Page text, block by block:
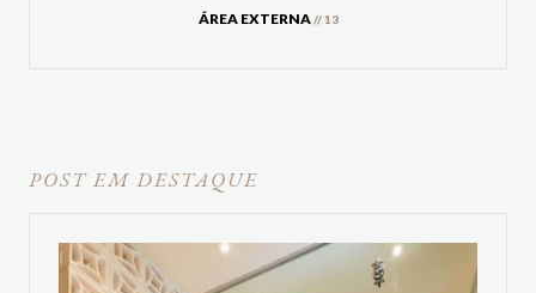
ÁREA EXTERNA// 13
POST EM DESTAQUE